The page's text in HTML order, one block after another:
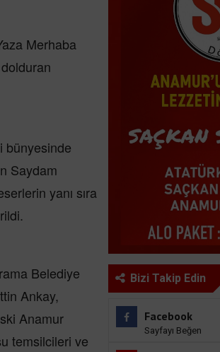
Merhaba
bünyesinde
Saydam
yanı sıra
Belediye
Ankay,
Anamur
temsilcileri ve
Bizi Takip Edin
Facebook
Sayfayı Beğen